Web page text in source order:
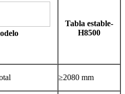
Tabla estable-
H8500
≥2080 mm